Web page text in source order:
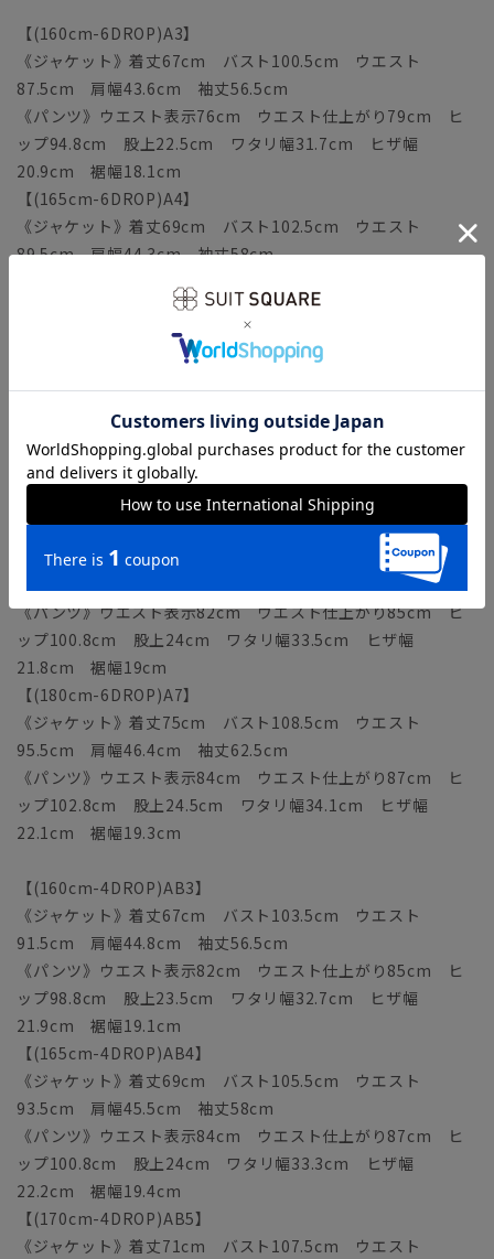
【(160cm-6DROP)A3】
《ジャケット》着丈67cm バスト100.5cm ウエスト
87.5cm 肩幅43.6cm 袖丈56.5cm
《パンツ》ウエスト表示76cm ウエスト仕上がり79cm ヒ
ップ94.8cm 股上22.5cm ワタリ幅31.7cm ヒザ幅
20.9cm 裾幅18.1cm
【(165cm-6DROP)A4】
《ジャケット》着丈69cm バスト102.5cm ウエスト
89.5cm 肩幅44.3cm 袖丈58cm
《パンツ》ウエスト表示78cm ウエスト仕上がり81cm ヒ
ップ96.8cm 股上23cm ワタリ幅32.3cm ヒザ幅
21.2cm 裾幅18.4cm
【(170cm-6DROP)A5】
《ジャケット》着丈71cm バスト104.5cm ウエスト
91.5cm 肩幅45cm 袖丈59.5cm
《パンツ》ウエスト表示80cm ウエスト仕上がり83cm ヒ
ップ98.8cm 股上23.5cm ワタリ幅32.9cm ヒザ幅
21.5cm 裾幅18.7cm
【(175cm-6DROP)A6】
《ジャケット》着丈73cm バスト106.5cm ウエスト
《パンツ》ウエスト表示82cm ウエスト仕上がり85cm ヒ
ップ100.8cm 股上24cm ワタリ幅33.5cm ヒザ幅
21.8cm 裾幅19cm
【(180cm-6DROP)A7】
《ジャケット》着丈75cm バスト108.5cm ウエスト
95.5cm 肩幅46.4cm 袖丈62.5cm
《パンツ》ウエスト表示84cm ウエスト仕上がり87cm ヒ
ップ102.8cm 股上24.5cm ワタリ幅34.1cm ヒザ幅
22.1cm 裾幅19.3cm
【(160cm-4DROP)AB3】
《ジャケット》着丈67cm バスト103.5cm ウエスト
91.5cm 肩幅44.8cm 袖丈56.5cm
《パンツ》ウエスト表示82cm ウエスト仕上がり85cm ヒ
ップ98.8cm 股上23.5cm ワタリ幅32.7cm ヒザ幅
21.9cm 裾幅19.1cm
【(165cm-4DROP)AB4】
《ジャケット》着丈69cm バスト105.5cm ウエスト
93.5cm 肩幅45.5cm 袖丈58cm
《パンツ》ウエスト表示84cm ウエスト仕上がり87cm ヒ
ップ100.8cm 股上24cm ワタリ幅33.3cm ヒザ幅
22.2cm 裾幅19.4cm
【(170cm-4DROP)AB5】
《ジャケット》着丈71cm バスト107.5cm ウエスト